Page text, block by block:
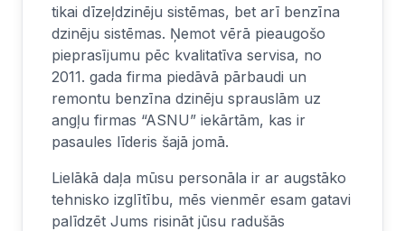
tikai dīzeļdzinēju sistēmas, bet arī benzīna
dzinēju sistēmas. Ņemot vērā pieaugošo
pieprasījumu pēc kvalitatīva servisa, no
2011. gada firma piedāvā pārbaudi un
remontu benzīna dzinēju sprauslām uz
angļu firmas “ASNU” iekārtām, kas ir
pasaules līderis šajā jomā.
Lielākā daļa mūsu personāla ir ar augstāko
tehnisko izglītību, mēs vienmēr esam gatavi
palīdzēt Jums risināt jūsu radušās